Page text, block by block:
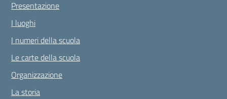
Presentazione
I luoghi
I numeri della scuola
Le carte della scuola
Organizzazione
La storia